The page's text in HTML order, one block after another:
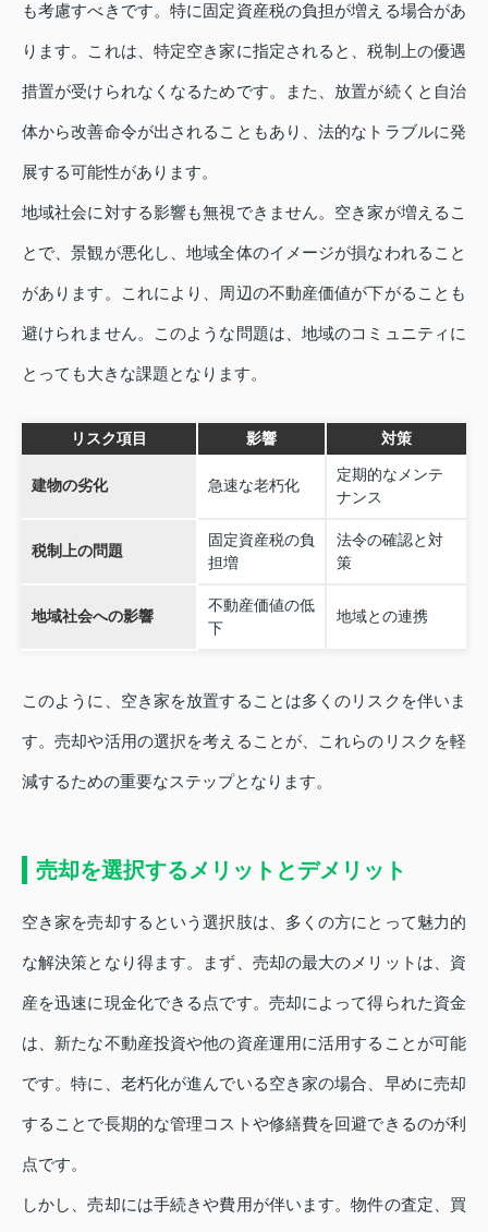
も考慮すべきです。特に固定資産税の負担が増える場合があ
ります。これは、特定空き家に指定されると、税制上の優遇
措置が受けられなくなるためです。また、放置が続くと自治
体から改善命令が出されることもあり、法的なトラブルに発
展する可能性があります。
地域社会に対する影響も無視できません。空き家が増えるこ
とで、景観が悪化し、地域全体のイメージが損なわれること
があります。これにより、周辺の不動産価値が下がることも
避けられません。このような問題は、地域のコミュニティに
とっても大きな課題となります。
リスク項目 影響 対策
建物の劣化 急速な老朽化
定期的なメンテ
ナンス
税制上の問題
固定資産税の負
担増
法令の確認と対
策
地域社会への影響
不動産価値の低
下
地域との連携
このように、空き家を放置することは多くのリスクを伴いま
す。売却や活用の選択を考えることが、これらのリスクを軽
減するための重要なステップとなります。
売却を選択するメリットとデメリット
空き家を売却するという選択肢は、多くの方にとって魅力的
な解決策となり得ます。まず、売却の最大のメリットは、資
産を迅速に現金化できる点です。売却によって得られた資金
は、新たな不動産投資や他の資産運用に活用することが可能
です。特に、老朽化が進んでいる空き家の場合、早めに売却
することで長期的な管理コストや修繕費を回避できるのが利
点です。
しかし、売却には手続きや費用が伴います。物件の査定、買